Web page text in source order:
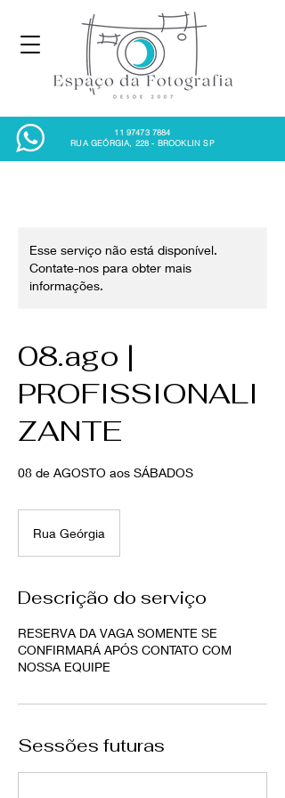
11 97473 7884
RUA GEÓRGIA, 228 - BROOKLIN SP
Esse serviço não está disponível.
Contate-nos para obter mais
informações.
08.ago |
PROFISSIONALI
ZANTE
08 de AGOSTO aos SÁBADOS
Rua Geórgia
Descrição do serviço
RESERVA DA VAGA SOMENTE SE
CONFIRMARÁ APÓS CONTATO COM
NOSSA EQUIPE
Sessões futuras